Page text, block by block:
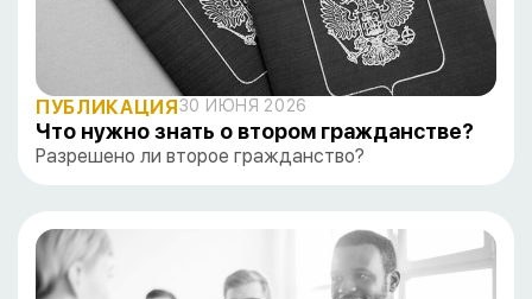
ПУБЛИКАЦИЯ 30 ИЮНЯ 2026
Что нужно знать о втором гражданстве?
Разрешено ли второе гражданство?